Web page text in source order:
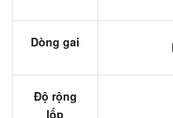
Dòng gai
Độ rộng
lốp